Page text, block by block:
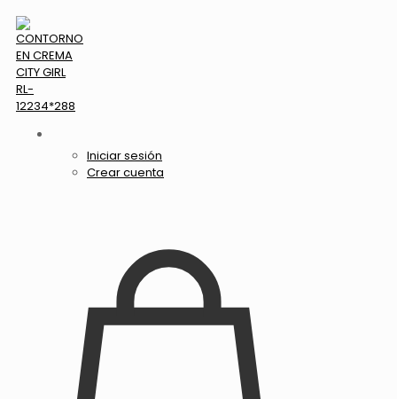
Iniciar sesión
Crear cuenta